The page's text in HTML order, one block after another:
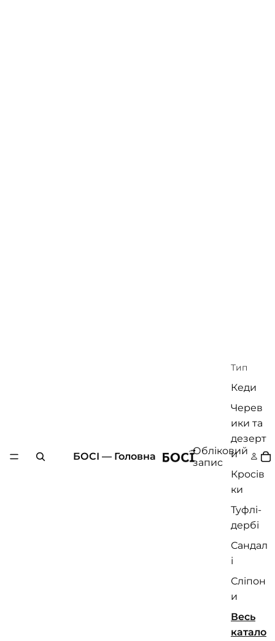
Тип
Кеди
Черев
ики та
дезерт
и
Кросів
ки
Туфлі-
дербі
Сандал
і
Сліпон
и
Весь
катало
БОСІ — Головна
Обліковий
запис